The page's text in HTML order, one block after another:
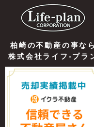
柏崎の不動産の事なら
株式会社ライフ-プラ